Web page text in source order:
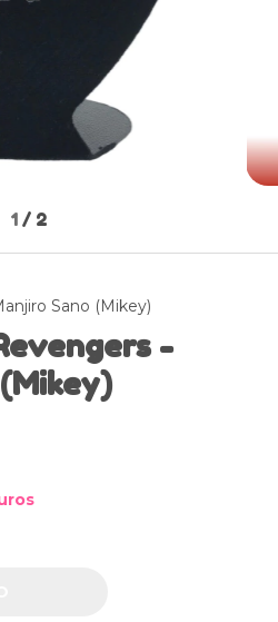
1 / 2
Sano (Mikey)
-